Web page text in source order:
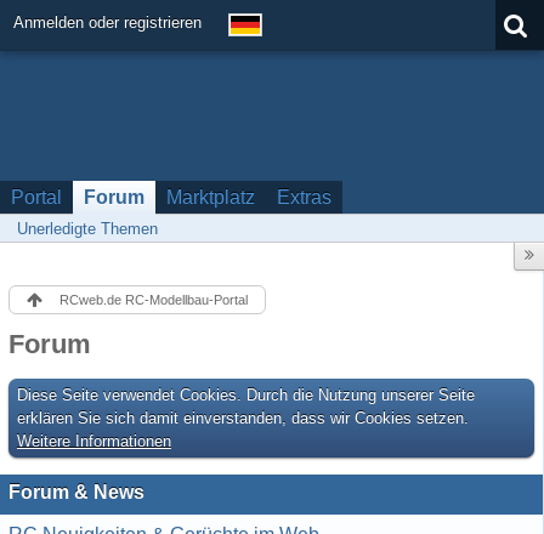
Anmelden oder registrieren
Portal Forum Marktplatz Extras
Unerledigte Themen
RCweb.de RC-Modellbau-Portal
Forum
Diese Seite verwendet Cookies. Durch die Nutzung unserer Seite
erklären Sie sich damit einverstanden, dass wir Cookies setzen.
Weitere Informationen
Forum & News